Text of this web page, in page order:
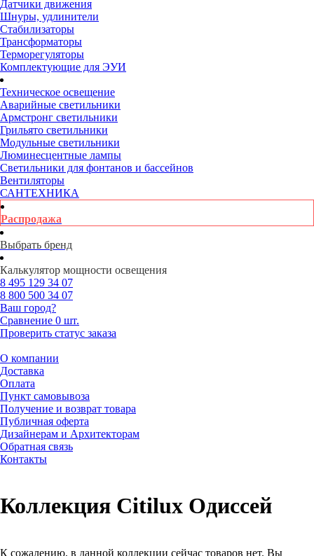
Датчики движения
Шнуры, удлинители
Стабилизаторы
Трансформаторы
Терморегуляторы
Комплектующие для ЭУИ
Техническое освещение
Аварийные светильники
Армстронг светильники
Грильято светильники
Модульные светильники
Люминесцентные лампы
Светильники для фонтанов и бассейнов
Вентиляторы
САНТЕХНИКА
Распродажа
Выбрать бренд
Калькулятор мощности освещения
8 495 129 34 07
8 800 500 34 07
Ваш город?
Сравнение 0 шт.
Проверить статус заказа
О компании
Доставка
Оплата
Пункт самовывоза
Получение и возврат товара
Публичная оферта
Дизайнерам и Архитекторам
Обратная связь
Контакты
Коллекция Citilux Одиссей
К сожалению, в данной коллекции сейчас товаров нет. Вы